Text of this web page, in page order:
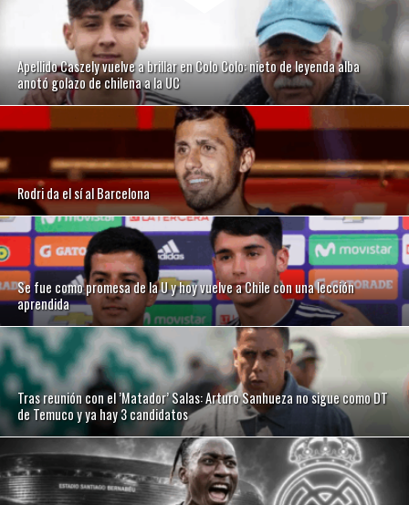
Apellido Caszely vuelve a brillar en Colo Colo: nieto de leyenda alba
anotó golazo de chilena a la UC
Rodri da el sí al Barcelona
Se fue como promesa de la U y hoy vuelve a Chile con una lección
aprendida
Tras reunión con el ’Matador’ Salas: Arturo Sanhueza no sigue como DT
de Temuco y ya hay 3 candidatos